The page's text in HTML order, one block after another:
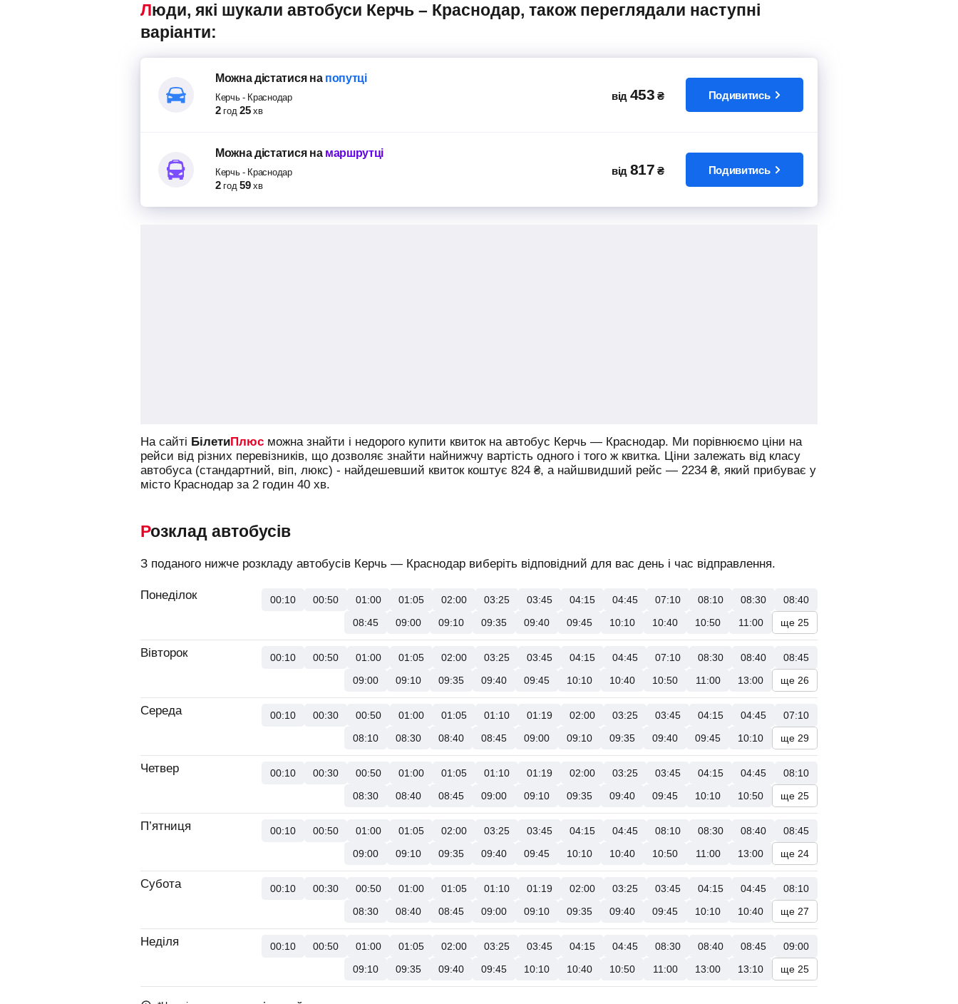
Люди, які шукали автобуси Керчь – Краснодар, також переглядали наступні
варіанти:
Можна дістатисяна попутці
Керчь- Краснодар
2 год 25 хв
від 453 ₴ Подивитись
Можна дістатисяна маршрутці
Керчь- Краснодар
2 год 59 хв
від 817 ₴ Подивитись
На сайті БілетиПлюс можна знайти і недорого купити квиток на автобус Керчь — Краснодар. Ми порівнюємо ціни на
рейси від різних перевізників, що дозволяє знайти найнижчу вартість одного і того ж квитка. Ціни залежать від класу
автобуса (стандартний, віп, люкс) - найдешевший квиток коштує 824 ₴, а найшвидший рейс — 2234 ₴, який прибуває у
місто Краснодар за 2 годин 40 хв.
Розклад автобусів
З поданого нижче розкладу автобусів Керчь — Краснодар виберіть відповідний для вас день і час відправлення.
Понеділок 00:10 00:50 01:00 01:05 02:00 03:25 03:45 04:15 04:45 07:10 08:10 08:30
08:40
08:45
09:00 09:10 09:35 09:40 09:45 10:10 10:40 10:50 11:00 ще 25
Вівторок 00:10 00:50 01:00 01:05 02:00 03:25 03:45 04:15 04:45 07:10 08:30 08:40
08:45
09:00
09:10 09:35 09:40 09:45 10:10 10:40 10:50 11:00 13:00 ще 26
Середа 00:10 00:30 00:50 01:00 01:05 01:10 01:19 02:00 03:25 03:45 04:15 04:45
07:10
08:10
08:30 08:40 08:45 09:00 09:10 09:35 09:40 09:45 10:10 ще 29
Четвер 00:10 00:30 00:50 01:00 01:05 01:10 01:19 02:00 03:25 03:45 04:15 04:45
08:10
08:30
08:40 08:45 09:00 09:10 09:35 09:40 09:45 10:10 10:50 ще 25
П’ятниця 00:10 00:50 01:00 01:05 02:00 03:25 03:45 04:15 04:45 08:10 08:30 08:40
08:45
09:00
09:10 09:35 09:40 09:45 10:10 10:40 10:50 11:00 13:00 ще 24
Субота 00:10 00:30 00:50 01:00 01:05 01:10 01:19 02:00 03:25 03:45 04:15 04:45
08:10
08:30
08:40 08:45 09:00 09:10 09:35 09:40 09:45 10:10 10:40 ще 27
Неділя 00:10 00:50 01:00 01:05 02:00 03:25 03:45 04:15 04:45 08:30 08:40 08:45
09:00
09:10
09:35 09:40 09:45 10:10 10:40 10:50 11:00 13:00 13:10 ще 25